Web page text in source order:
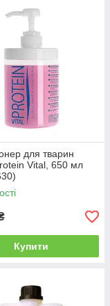
для тварин
Vital, 650 мл
Купити